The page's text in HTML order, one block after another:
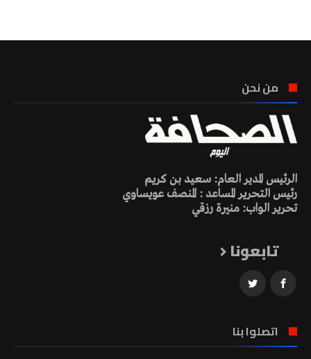
من نحن
الرئيس المدير العام: سعيد بن كريم
رئيس التحرير المساعد : المنصف عويساوي
تحرير الواب: منيرة رزقي
تابعونا
اتصلوا بنا